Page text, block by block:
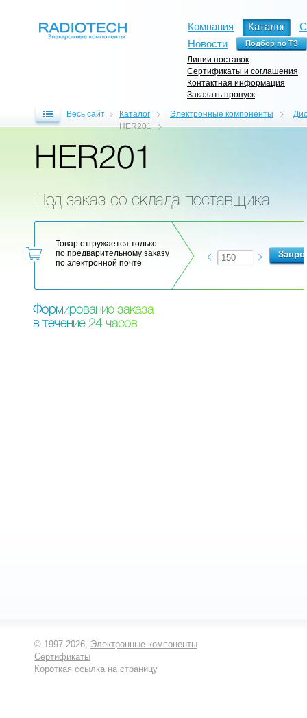
Компания Каталог
Новости
Линии поставок
Сертификаты и соглашения
Контактная информация
Заказать пропуск
Весь сайт Каталог Электронные компоненты
HER201
HER201
Под заказ со склада поставщика
Товар отгружается только
по предварительному заказу
по электронной почте
Формирование заказа
в течение 24 часов
© 1997-2026, Электронные компоненты
Сертификаты
Короткая ссылка на страницу